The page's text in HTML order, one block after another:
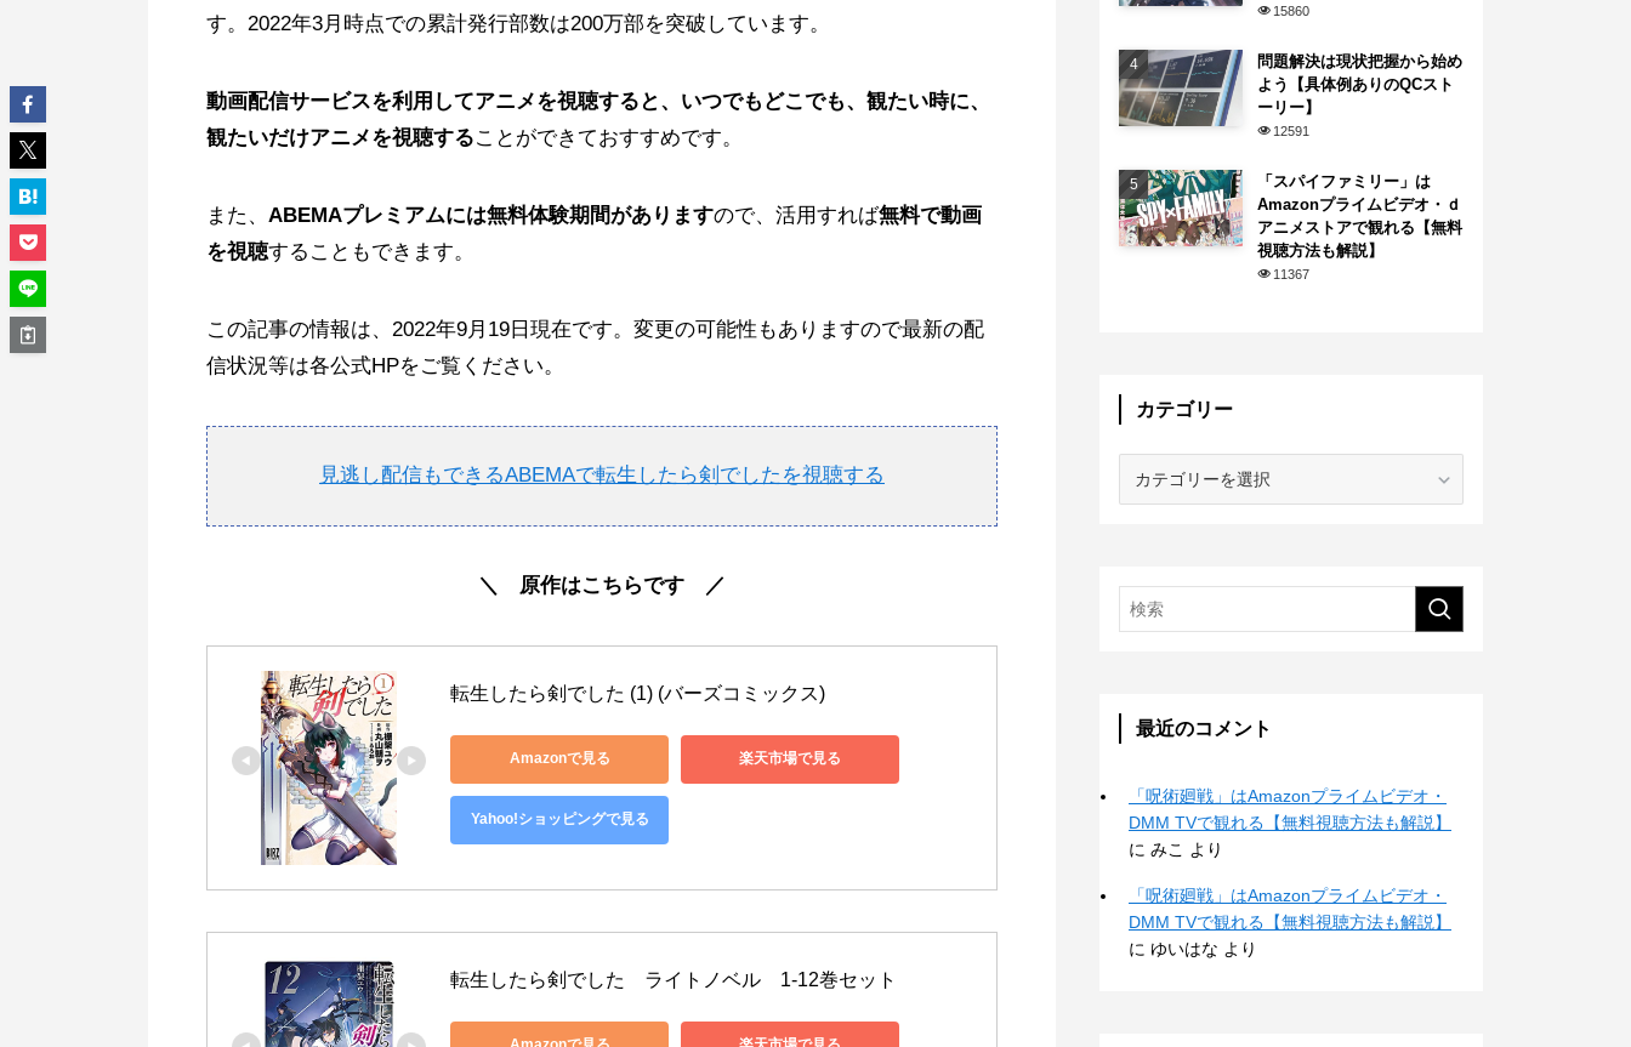
す。2022年3月時点での累計発行部数は200万部を突破しています。
動画配信サービスを利用してアニメを視聴すると、いつでもどこでも、観たい時に、
観たいだけアニメを視聴することができておすすめです。
また、 ABEMAプレミアムには無料体験期間がありますので、活用すれば無料で動画
を視聴することもできます。
この記事の情報は、2022年9月19日現在です。変更の可能性もありますので最新の配
信状況等は各公式HPをご覧ください。
見逃し配信もできるABEMAで転生したら剣でしたを視聴する
＼ 原作はこちらです ／
転生したら剣でした (1) (バーズコミックス)
Amazonで見る 楽天市場で見る
Yahoo!ショッピングで見る
転生したら剣でした　ライトノベル　1-12巻セット
15860
問題解決は現状把握から始め
よう【具体例ありのQCスト
ーリー】
12591
「スパイファミリー」は
Amazonプライムビデオ・ｄ
アニメストアで観れる【無料
視聴方法も解説】
11367
カテゴリー
最近のコメント
「呪術廻戦」はAmazonプライムビデオ・
DMM TVで観れる【無料視聴方法も解説】
に みこ より
「呪術廻戦」はAmazonプライムビデオ・
DMM TVで観れる【無料視聴方法も解説】
に ゆいはな より